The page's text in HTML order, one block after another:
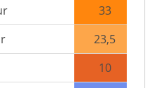
33
23,5
10